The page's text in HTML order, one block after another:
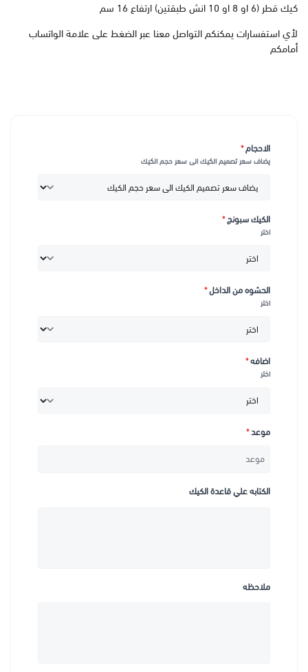
كيك قطر (6 او 8 او 10 انش طبقتين) ارتفاع 16 سم
لأي استفسارات يمكنكم التواصل معنا عبر الضغط على علامة الواتساب
أمامكم
الاحجام*
يضاف سعر تصميم الكيك الى سعر حجم الكيك
الكيك سبونج*
اختر
الحشوه من الداخل*
اختر
اضافه*
اختر
موعد*
الكتابه علي قاعدة الكيك
ملاحظه